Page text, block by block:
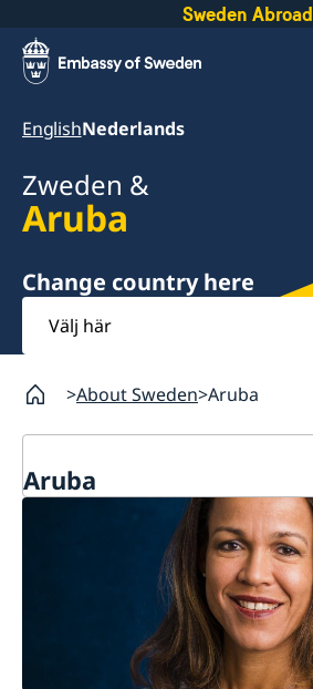
Sweden Abroad
EnglishNederlands
Zweden &
Aruba
Change country here
About Sweden Aruba
Aruba
Zweden bezoeken?